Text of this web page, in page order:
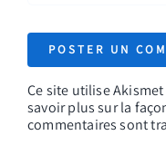
Ce site utilise
savoir plus sur la
commentaires sont